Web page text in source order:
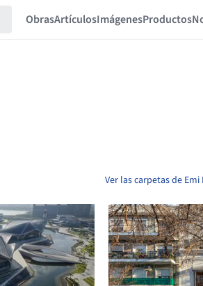
ObrasArtículosImágenesProductos
Ver las carpetas de